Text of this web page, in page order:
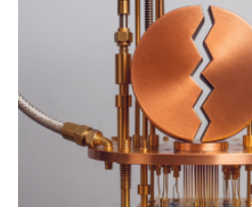
Messungen verwenden. Das hatte
vermutet, weltweit war nach den
Atomkern-Zuständen gesucht
einem Team der TU Wien mit
internationaler Partner der
Der lange diskutierte Thorium-
gefunden. Kurz darauf konnte man
Thorium tatsächlich nutzen lässt,